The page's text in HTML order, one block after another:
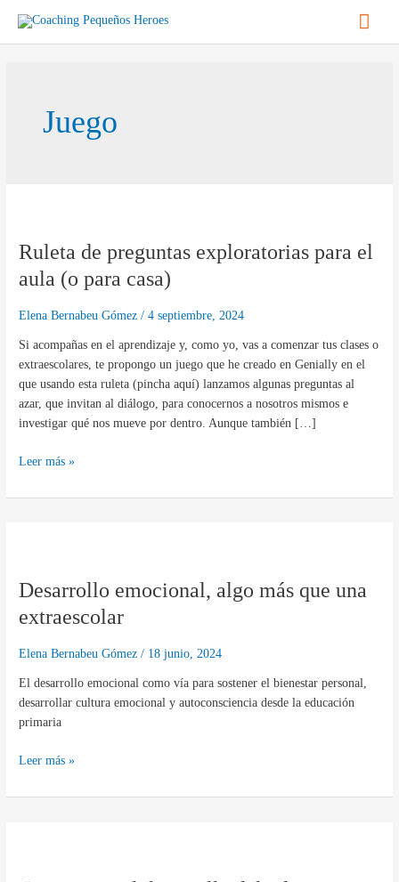
contenido
Juego
Ruleta de preguntas exploratorias para el
aula (o para casa)
Elena Bernabeu Gómez/4 septiembre, 2024
Si acompañas en el aprendizaje y, como yo, vas a comenzar tus clases o
extraescolares, te propongo un juego que he creado en Genially en el
que usando esta ruleta (pincha aquí) lanzamos algunas preguntas al
azar, que invitan al diálogo, para conocernos a nosotros mismos e
investigar qué nos mueve por dentro. Aunque también […]
preguntas
exploratorias
para
(o
para
casa)
Leer más »
Desarrollo emocional, algo más que una
extraescolar
Elena Bernabeu Gómez/ 18 junio, 2024
El desarrollo emocional como vía para sostener el bienestar personal,
desarrollar cultura emocional y autoconsciencia desde la educación
primaria
algo
que
Leer más »